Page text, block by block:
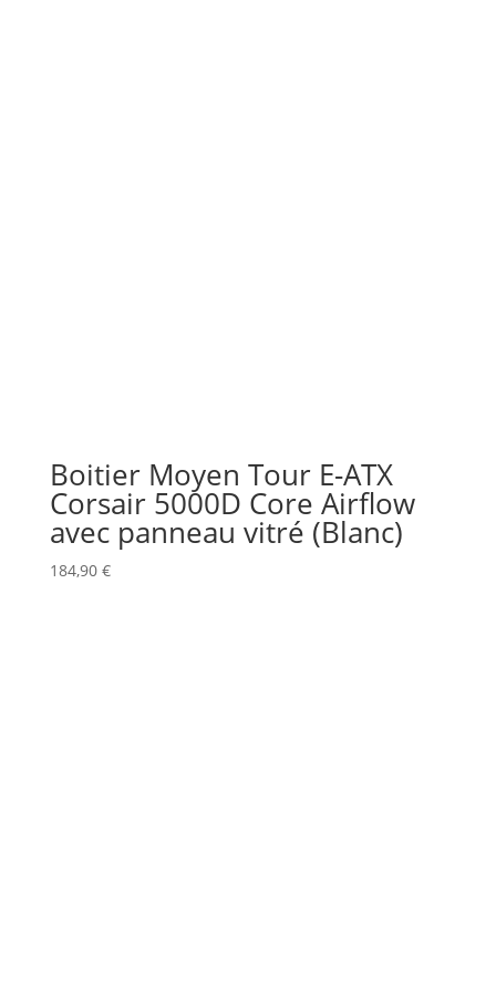
Boitier Moyen Tour E-ATX
Corsair 5000D Core Airflow
avec panneau vitré (Blanc)
184,90 €